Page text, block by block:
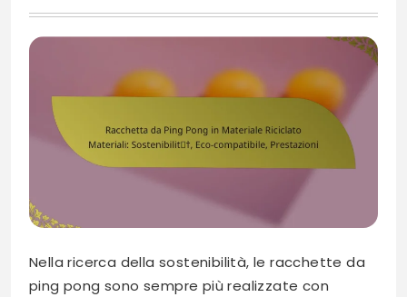
Nella ricerca della sostenibilità, le racchette da
ping pong sono sempre più realizzate con